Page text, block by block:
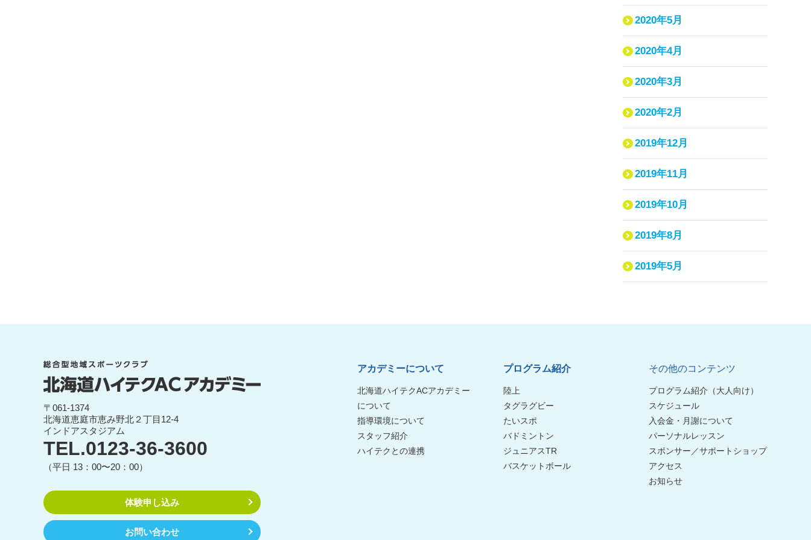
2020年5月
2020年4月
2020年3月
2020年2月
2019年12月
2019年11月
2019年10月
2019年8月
2019年5月
〒061-1374
北海道恵庭市恵み野北２丁目12-4
インドアスタジアム
TEL.0123-36-3600
（平日 13：00〜20：00）
体験申し込み
お問い合わせ
アカデミーについて
北海道ハイテクACアカデミー
について
指導環境について
スタッフ紹介
ハイテクとの連携
プログラム紹介
陸上
タグラグビー
たいスポ
バドミントン
ジュニアスTR
バスケットボール
その他のコンテンツ
プログラム紹介（大人向け）
スケジュール
入会金・月謝について
パーソナルレッスン
スポンサー／サポートショップ
アクセス
お知らせ